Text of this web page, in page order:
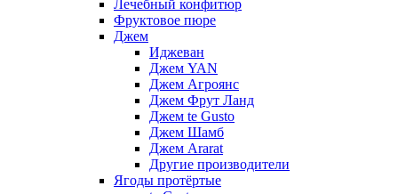
Лечебный конфитюр
Фруктовое пюре
Джем
Иджеван
Джем YAN
Джем Агроянс
Джем Фрут Ланд
Джем te Gusto
Джем Шамб
Джем Ararat
Другие производители
Ягоды протёртые